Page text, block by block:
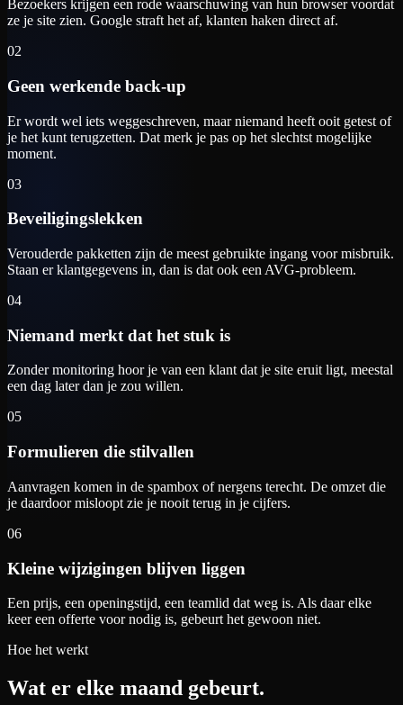
Bezoekers krijgen een rode waarschuwing van hun browser voordat
ze je site zien. Google straft het af, klanten haken direct af.
02
Geen werkende back-up
Er wordt wel iets weggeschreven, maar niemand heeft ooit getest of
je het kunt terugzetten. Dat merk je pas op het slechtst mogelijke
moment.
03
Beveiligingslekken
Verouderde pakketten zijn de meest gebruikte ingang voor misbruik.
Staan er klantgegevens in, dan is dat ook een AVG-probleem.
04
Niemand merkt dat het stuk is
Zonder monitoring hoor je van een klant dat je site eruit ligt, meestal
een dag later dan je zou willen.
05
Formulieren die stilvallen
Aanvragen komen in de spambox of nergens terecht. De omzet die
je daardoor misloopt zie je nooit terug in je cijfers.
06
Kleine wijzigingen blijven liggen
Een prijs, een openingstijd, een teamlid dat weg is. Als daar elke
keer een offerte voor nodig is, gebeurt het gewoon niet.
Hoe het werkt
Wat er elke maand gebeurt.